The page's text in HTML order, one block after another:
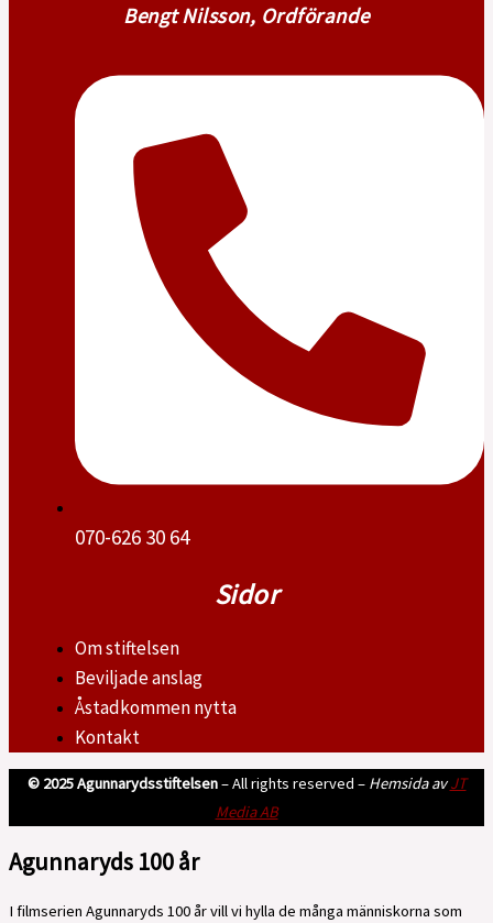
Bengt Nilsson, Ordförande
070-626 30 64
Sidor
Om stiftelsen
Beviljade anslag
Åstadkommen nytta
Kontakt
© 2025 Agunnarydsstiftelsen– All rights reserved – Hemsida avJT
Media AB
Agunnaryds 100 år
I filmserien Agunnaryds 100 år vill vi hylla de många människorna som